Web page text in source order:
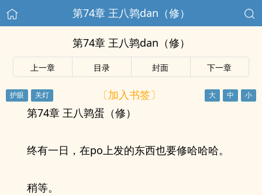
第74章 王八鹑dan（修）
第74章 王八鹑dan（修）
上一章 目录 封面 下一章
〔加入书签〕
第74章 王八鹑蛋（修）
终有一日，在po上发的东西也要修哈哈哈。
稍等。